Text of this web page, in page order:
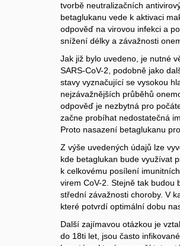
tvorbě neutralizačních
betaglukanu vede k aktivaci
odpověď na virovou infekci a
snížení délky a závažnosti
Jak již bylo uvedeno, je nutné
SARS-CoV-2, podobně jako
stavy vyznačující se vysokou
nejzávažnějších průběhů
odpověď je nezbytná pro
začne probíhat nedostatečná
Proto nasazení betaglukanu
Z výše uvedených údajů lze
kde betaglukan bude využívat
k celkovému posílení
virem CoV-2. Stejně tak
střední závažnosti choroby. V
které potvrdí optimální dobu
Další zajímavou otázkou je
do 18ti let, jsou často